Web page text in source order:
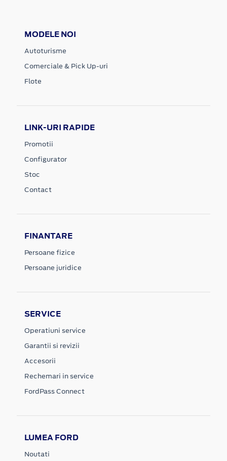
MODELE NOI
Autoturisme
Comerciale & Pick Up-uri
Flote
LINK-URI RAPIDE
Promotii
Configurator
Stoc
Contact
FINANTARE
Persoane fizice
Persoane juridice
SERVICE
Operatiuni service
Garantii si revizii
Accesorii
Rechemari in service
FordPass Connect
LUMEA FORD
Noutati